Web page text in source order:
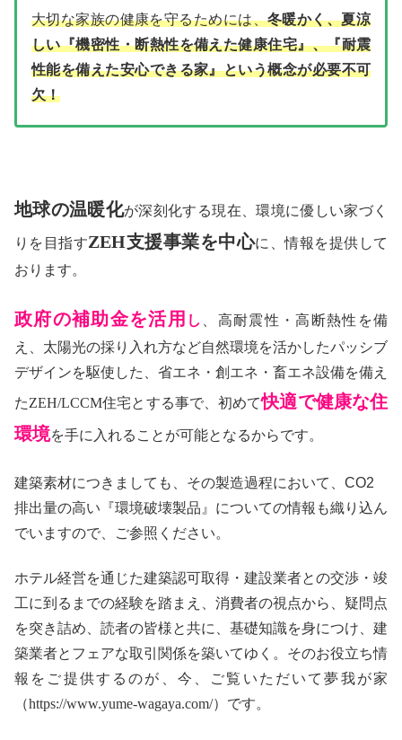
大切な家族の健康を守るためには、冬暖かく、夏涼
しい『機密性・断熱性を備えた健康住宅』、『耐震
性能を備えた安心できる家』という概念が必要不可
欠！
地球の温暖化が深刻化する現在、環境に優しい家づく
りを目指すZEH支援事業を中心に、情報を提供して
おります。
政府の補助金を活用 し
、高耐震性・高断熱性を備
え、太陽光の採り入れ方など自然環境を活かしたパッシブ
デザインを駆使した、省エネ・創エネ・畜エネ設備を備え
たZEH/LCCM住宅とする事で、初めて快適で健康な住
環境を手に入れることが可能となるからです。
建築素材につきましても、その製造過程において、CO2
排出量の高い『環境破壊製品』についての情報も織り込ん
でいますので、ご参照ください。
ホテル経営を通じた建築認可取得・建設業者との交渉・竣
工に到るまでの経験を踏まえ、消費者の視点から、疑問点
を突き詰め、読者の皆様と共に、基礎知識を身につけ、建
築業者とフェアな取引関係を築いてゆく。そのお役立ち情
報をご提供するのが、今、ご覧いただいて夢我が家
（https://www.yume-wagaya.com/）です。